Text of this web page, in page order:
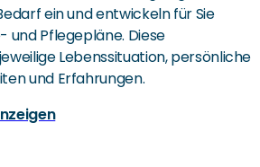
ein und entwickeln für Sie
und Pflegepläne. Diese
Lebenssituation, persönliche
und Erfahrungen.